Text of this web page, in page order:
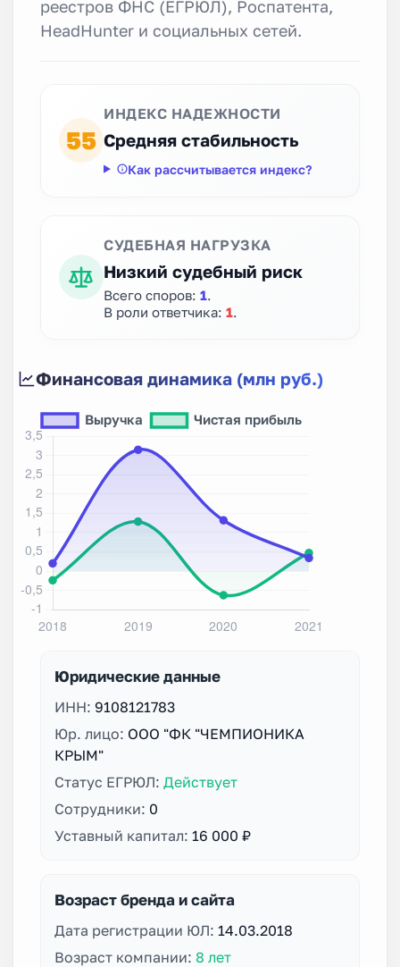
реестров ФНС (ЕГРЮЛ), Роспатента,
HeadHunter и социальных сетей.
55
ИНДЕКС НАДЕЖНОСТИ
Средняя стабильность
Как рассчитывается индекс?
СУДЕБНАЯ НАГРУЗКА
Низкий судебный риск
Всего споров: 1
В роли ответчика: 1
Финансовая динамика (млн руб.)
Юридические данные
ИНН: 9108121783
Юр. лицо: ООО "ФК "ЧЕМПИОНИКА
КРЫМ"
Статус ЕГРЮЛ: Действует
Сотрудники: 0
Уставный капитал: 16 000 ₽
Возраст бренда и сайта
Дата регистрации ЮЛ: 14.03.2018
Возраст компании: 8 лет